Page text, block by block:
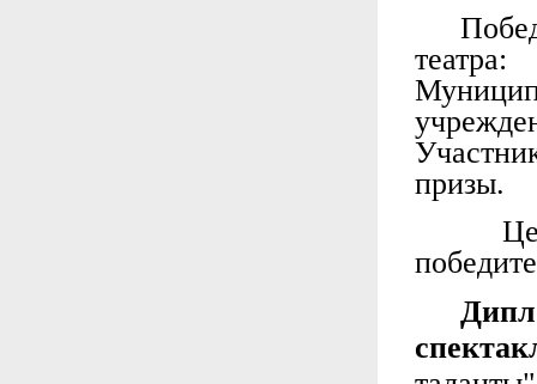
призы.